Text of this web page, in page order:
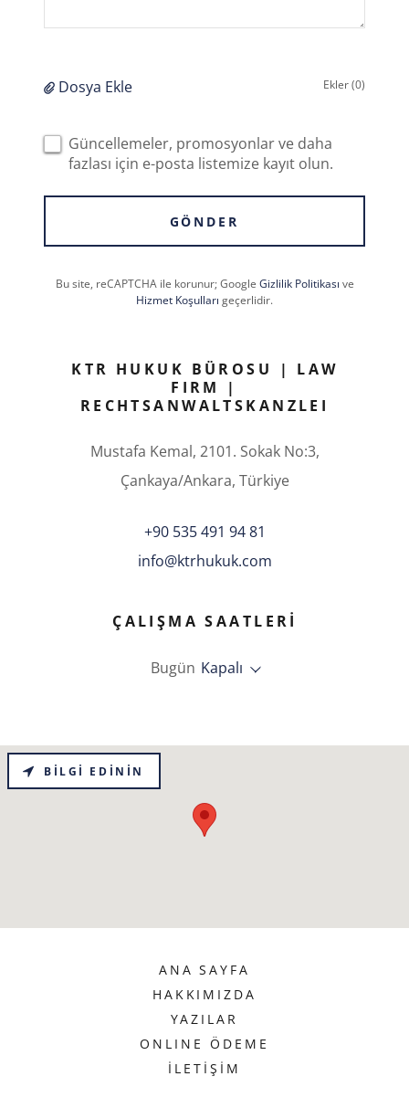
Dosya Ekle Ekler (0)
Güncellemeler, promosyonlar ve daha
fazlası için e-posta listemize kayıt olun.
GÖNDER
Bu site, reCAPTCHA ile korunur; Google Gizlilik Politikası ve
Hizmet Koşulları geçerlidir.
KTR HUKUK BÜROSU | LAW
FIRM |
RECHTSANWALTSKANZLEI
Mustafa Kemal, 2101. Sokak No:3,
Çankaya/Ankara, Türkiye
+90 535 491 94 81
info@ktrhukuk.com
ÇALIŞMA SAATLERI
Bugün Kapalı
BILGI EDININ
ANA SAYFA
HAKKIMIZDA
YAZILAR
ONLINE ÖDEME
İLETİŞİM